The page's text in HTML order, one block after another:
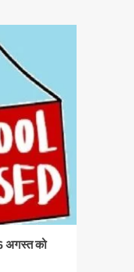
अगस्त को